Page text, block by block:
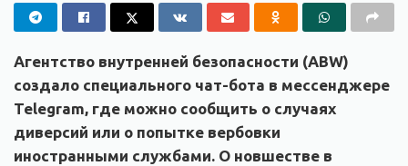
Агентство внутренней безопасности (ABW)
создало специального чат-бота в мессенджере
Telegram, где можно сообщить о случаях
диверсий или о попытке вербовки
иностранными службами. О новшестве в